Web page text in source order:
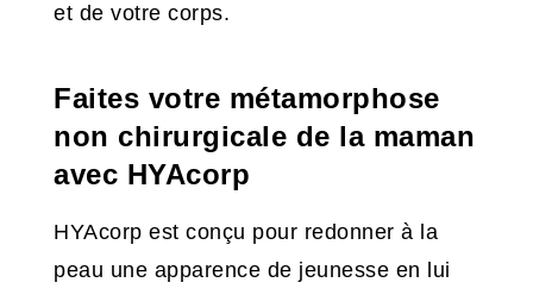
et de votre corps.
Faites votre métamorphose
non chirurgicale de la maman
avec HYAcorp
HYAcorp est conçu pour redonner à la
peau une apparence de jeunesse en lui